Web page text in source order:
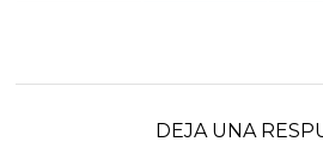
DEJA UNA